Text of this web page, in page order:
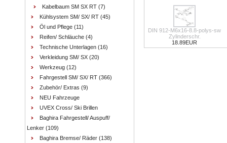
Kabelbaum SM SX RT (7)
Kühlsystem SM/ SX/ RT (45)
Öl und Pflege (11)
Reifen/ Schläuche (4)
Technische Unterlagen (16)
Verkleidung SM/ SX (20)
Werkzeug (12)
Fahrgestell SM/ SX/ RT (366)
Zubehör/ Extras (9)
NEU Fahrzeuge
UVEX Cross/ Ski Brillen
Baghira Fahrgestell/ Auspuff/
Lenker (109)
Baghira Bremse/ Räder (138)
DIN 912-M6x16-8.8-polys-sw
Zylinderschr.
18.89EUR